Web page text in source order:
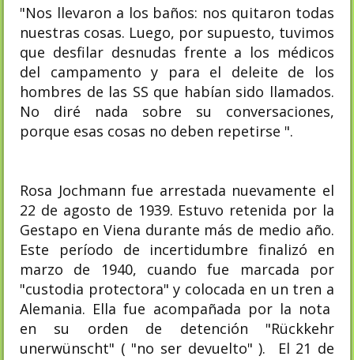
"Nos llevaron a los baños: nos quitaron todas
nuestras cosas. Luego, por supuesto, tuvimos
que desfilar desnudas frente a los médicos
del campamento y para el deleite de los
hombres de las SS que habían sido llamados.
No diré nada sobre su conversaciones,
porque esas cosas no deben repetirse ".
Rosa Jochmann fue arrestada nuevamente el
22 de agosto de 1939. Estuvo retenida por la
Gestapo en Viena durante más de medio año.
Este período de incertidumbre finalizó en
marzo de 1940, cuando fue marcada por
"custodia protectora" y colocada en un tren a
Alemania. Ella fue acompañada por la nota
en su orden de detención "Rückkehr
unerwünscht" ( "no ser devuelto" ). El 21 de